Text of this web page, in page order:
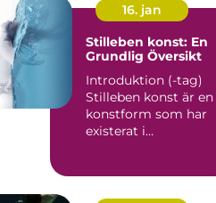
16. jan
Stilleben konst: En
Grundlig Översikt
Introduktion (-tag)
Stilleben konst är en
konstform som har
existerat i